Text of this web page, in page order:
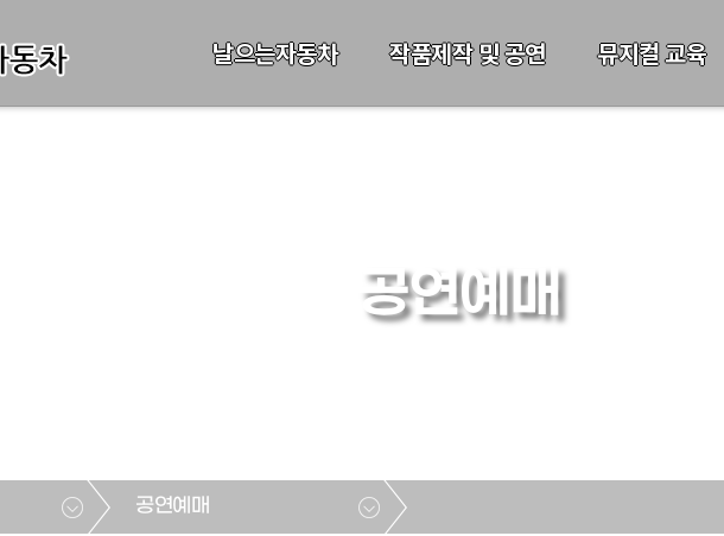
날으는자동차 작품제작 및 공연 뮤지컬 교육
공연예매
공연예매